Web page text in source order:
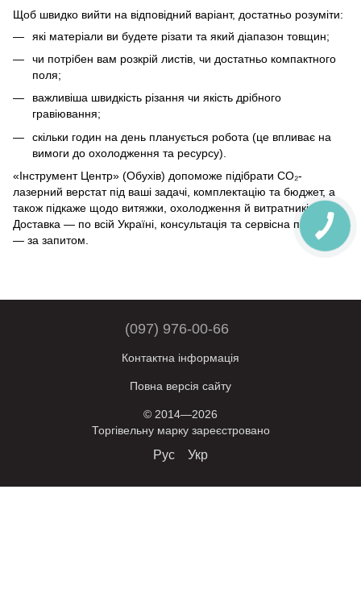
Щоб швидко вийти на відповідний варіант, достатньо розуміти:
які матеріали ви будете різати та який діапазон товщин;
чи потрібен вам розкрій листів, чи достатньо компактного
поля;
важливіша швидкість різання чи якість дрібного
гравіювання;
скільки годин на день планується робота (це впливає на
вимоги до охолодження та ресурсу).
«Інструмент Центр» (Обухів) допоможе підібрати CO₂-
лазерний верстат під ваші задачі, комплектацію та бюджет, а
також підкаже щодо витяжки, охолодження й витратників.
Доставка — по всій Україні, консультація та сервісна підтримка
— за запитом.
(097) 976-00-66
Контактна інформація
Повна версія сайту
© 2014—2026
Торгівельну марку зареєстровано
Рус Укр